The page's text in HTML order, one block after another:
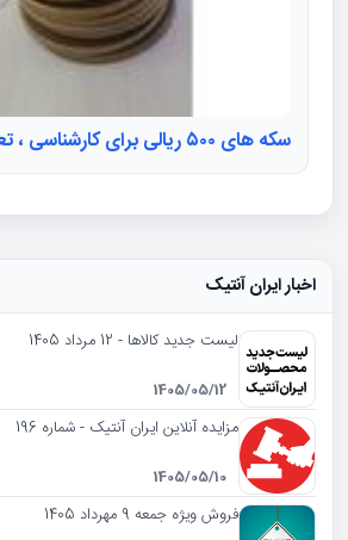
سکه های ۵۰۰ ریالی برای کارشناسی ، تعداد ۳۰ عدد
اخبار ایران آنتیک
لیست جدید کالاها - 12 مرداد 1405
1405/05/12
مزایده آنلاین ایران آنتیک - شماره 196
1405/05/10
فروش ویژه جمعه 9 مهرداد 1405